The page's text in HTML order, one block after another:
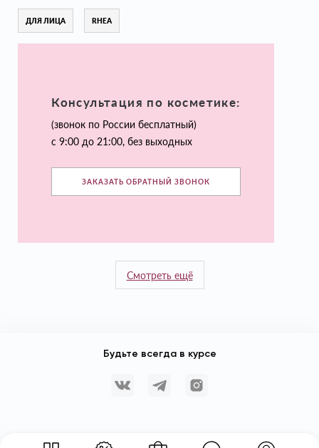
ДЛЯ ЛИЦА RHEA
Консультация по косметике:
(звонок по России бесплатный)
с 9:00 до 21:00, без выходных
ЗАКАЗАТЬ ОБРАТНЫЙ ЗВОНОК
Смотреть ещё
Будьте всегда в курсе